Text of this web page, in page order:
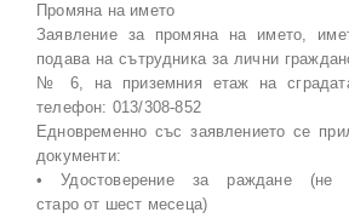
Промяна на името
Заявление за промяна на името,
подава на сътрудника за лични
№ 6, на приземния етаж на
телефон: 013/308-852
Едновременно със заявлението се
документи:
• Удостоверение за раждане
старо от шест месеца)